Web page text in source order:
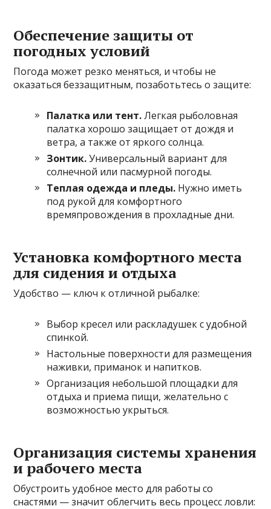
Обеспечение защиты от
погодных условий
Погода может резко меняться, и чтобы не
оказаться беззащитным, позаботьтесь о защите:
Палатка или тент.Легкая рыболовная
палатка хорошо защищает от дождя и
ветра, а также от яркого солнца.
Зонтик.Универсальный вариант для
солнечной или пасмурной погоды.
Теплая одежда и пледы. Нужно иметь
под рукой для комфортного
времяпровождения в прохладные дни.
Установка комфортного места
для сидения и отдыха
Удобство — ключ к отличной рыбалке:
Выбор кресел или раскладушек с удобной
спинкой.
Настольные поверхности для размещения
наживки, приманок и напитков.
Организация небольшой площадки для
отдыха и приема пищи, желательно с
возможностью укрыться.
Организация системы хранения
и рабочего места
Обустроить удобное место для работы со
снастями — значит облегчить весь процесс ловли: